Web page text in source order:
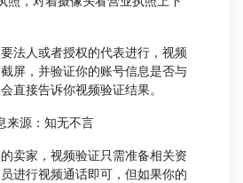
人或者授权的代表进行，视频
屏，并验证你的账号信息是否与
直接告诉你视频验证结果。
源：知无不言
家，视频验证只需准备相关资
进行视频通话即可，但如果你的